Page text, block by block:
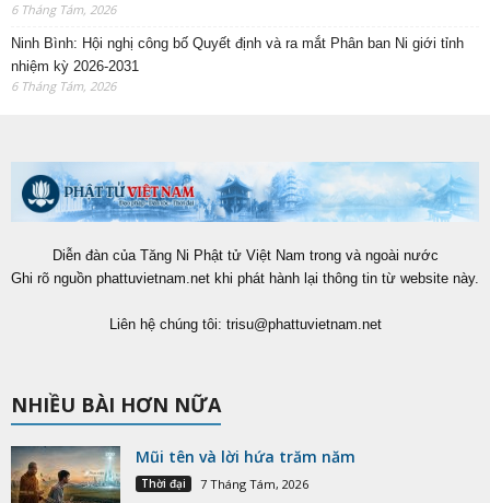
6 Tháng Tám, 2026
Ninh Bình: Hội nghị công bố Quyết định và ra mắt Phân ban Ni giới tỉnh
nhiệm kỳ 2026-2031
6 Tháng Tám, 2026
Diễn đàn của Tăng Ni Phật tử Việt Nam trong và ngoài nước
Ghi rõ nguồn phattuvietnam.net khi phát hành lại thông tin từ website này.
Liên hệ chúng tôi: trisu@phattuvietnam.net
NHIỀU BÀI HƠN NỮA
Mũi tên và lời hứa trăm năm
Thời đại 7 Tháng Tám, 2026